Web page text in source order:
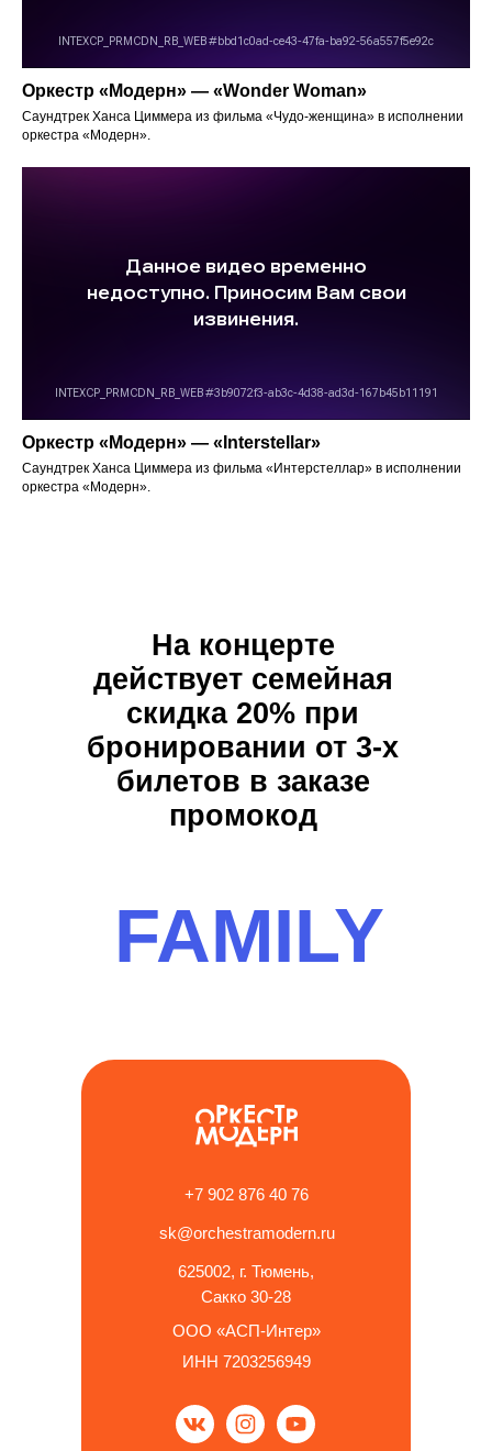
Оркестр «Модерн» — «Wonder Woman»
Саундтрек Ханса Циммера из фильма «Чудо-женщина» в исполнении
оркестра «Модерн».
Оркестр «Модерн» — «Interstellar»
Саундтрек Ханса Циммера из фильма «Интерстеллар» в исполнении
оркестра «Модерн».
На концерте
действует семейная
скидка 20% при
бронировании от 3-х
билетов в заказе
промокод
FAMILY
ООО «АСП-Интер»
ИНН 7203256949
sk@orchestramodern.ru
+7 902 876 40 76
625002, г. Тюмень,
Сакко 30-28